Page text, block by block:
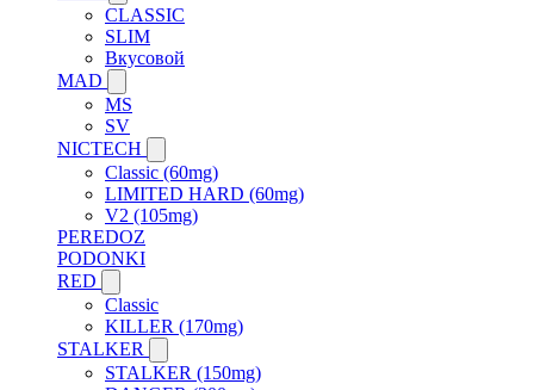
CLASSIC
SLIM
Вкусовой
MAD
MS
SV
NICTECH
Classic (60mg)
LIMITED HARD (60mg)
V2 (105mg)
PEREDOZ
PODONKI
RED
Classic
KILLER (170mg)
STALKER
STALKER (150mg)